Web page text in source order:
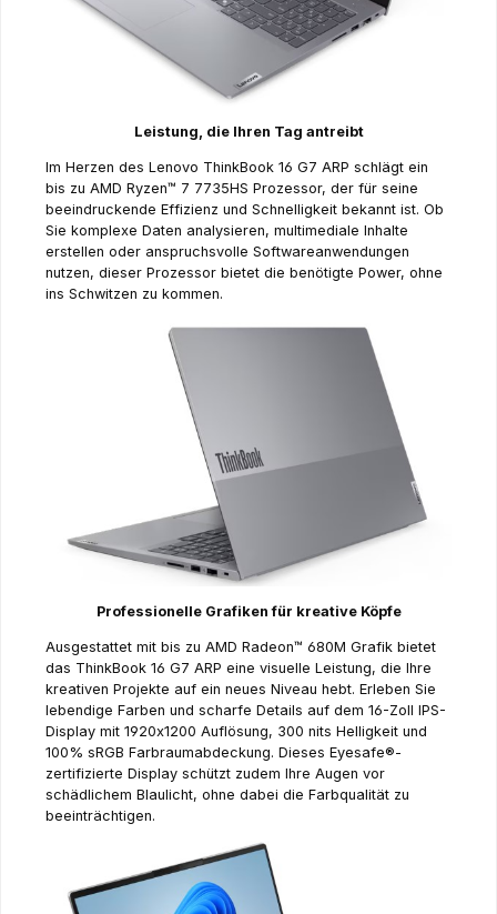
Leistung, die Ihren Tag antreibt
Im Herzen des Lenovo ThinkBook 16 G7 ARP schlägt ein
bis zu AMD Ryzen™ 7 7735HS Prozessor, der für seine
beeindruckende Effizienz und Schnelligkeit bekannt ist. Ob
Sie komplexe Daten analysieren, multimediale Inhalte
erstellen oder anspruchsvolle Softwareanwendungen
nutzen, dieser Prozessor bietet die benötigte Power, ohne
ins Schwitzen zu kommen.
Professionelle Grafiken für kreative Köpfe
Ausgestattet mit bis zu AMD Radeon™ 680M Grafik bietet
das ThinkBook 16 G7 ARP eine visuelle Leistung, die Ihre
kreativen Projekte auf ein neues Niveau hebt. Erleben Sie
lebendige Farben und scharfe Details auf dem 16-Zoll IPS-
Display mit 1920x1200 Auflösung, 300 nits Helligkeit und
100% sRGB Farbraumabdeckung. Dieses Eyesafe®-
zertifizierte Display schützt zudem Ihre Augen vor
schädlichem Blaulicht, ohne dabei die Farbqualität zu
beeinträchtigen.